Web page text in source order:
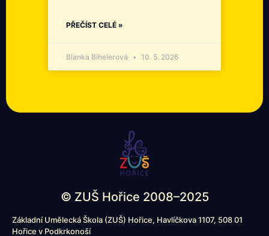
PŘEČÍST CELÉ »
Blanka Bihelerová 10. 5. 2026
© ZUŠ Hořice 2008–2025
Základní Umělecká Škola (ZUŠ) Hořice, Havlíčkova 1107, 508 01
Hořice v Podkrkonoší